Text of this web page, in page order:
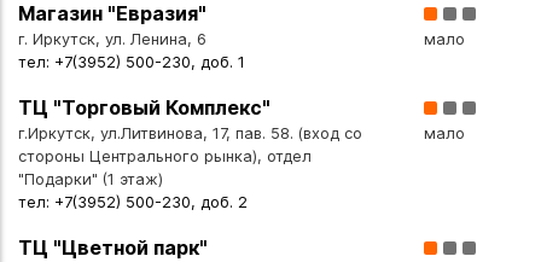
Магазин "Евразия"
г. Иркутск, ул. Ленина, 6
тел: +7(3952) 500-230, доб. 1
мало
ТЦ "Торговый Комплекс"
г.Иркутск, ул.Литвинова, 17, пав. 58. (вход со
стороны Центрального рынка), отдел
"Подарки" (1 этаж)
тел: +7(3952) 500-230, доб. 2
мало
ТЦ "Цветной парк"